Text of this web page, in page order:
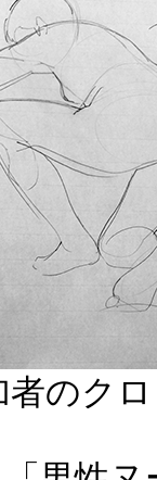
者のク